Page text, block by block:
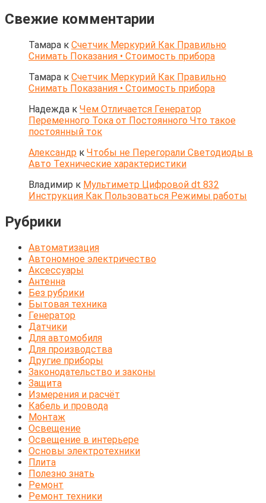
Свежие комментарии
Тамара к Счетчик Меркурий Как Правильно
Снимать Показания • Стоимость прибора
Тамара к Счетчик Меркурий Как Правильно
Снимать Показания • Стоимость прибора
Надежда к Чем Отличается Генератор
Переменного Тока от Постоянного Что такое
постоянный ток
Александр к Чтобы не Перегорали Светодиоды в
Авто Технические характеристики
Владимир к Мультиметр Цифровой dt 832
Инструкция Как Пользоваться Режимы работы
Рубрики
Автоматизация
Автономное электричество
Аксессуары
Антенна
Без рубрики
Бытовая техника
Генератор
Датчики
Для автомобиля
Для производства
Другие приборы
Законодательство и законы
Защита
Измерения и расчёт
Кабель и провода
Монтаж
Освещение
Освещение в интерьере
Основы электротехники
Плита
Полезно знать
Ремонт
Ремонт техники